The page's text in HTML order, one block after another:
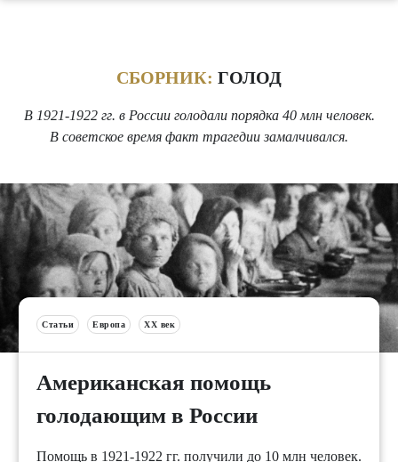
СБОРНИК: ГОЛОД
В 1921-1922 гг. в России голодали порядка 40 млн человек.
В советское время факт трагедии замалчивался.
Статьи Европа XX век
Американская помощь
голодающим в России
Помощь в 1921-1922 гг. получили до 10 млн человек.